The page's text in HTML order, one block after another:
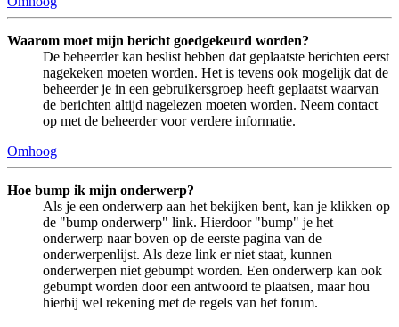
Waarom moet mijn bericht goedgekeurd worden?
De beheerder kan beslist hebben dat geplaatste berichten eerst
nagekeken moeten worden. Het is tevens ook mogelijk dat de
beheerder je in een gebruikersgroep heeft geplaatst waarvan
de berichten altijd nagelezen moeten worden. Neem contact
op met de beheerder voor verdere informatie.
Omhoog
Hoe bump ik mijn onderwerp?
Als je een onderwerp aan het bekijken bent, kan je klikken op
de "bump onderwerp" link. Hierdoor "bump" je het
onderwerp naar boven op de eerste pagina van de
onderwerpenlijst. Als deze link er niet staat, kunnen
onderwerpen niet gebumpt worden. Een onderwerp kan ook
gebumpt worden door een antwoord te plaatsen, maar hou
hierbij wel rekening met de regels van het forum.